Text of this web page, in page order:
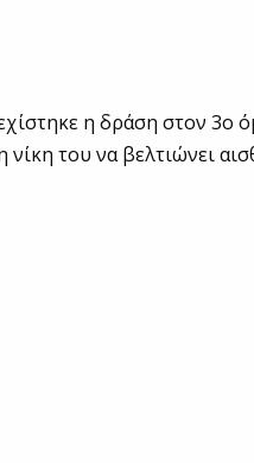
η δράση στον 3ο
του να βελτιώνει